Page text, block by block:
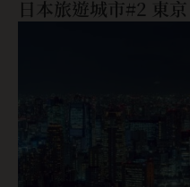
日本旅遊城市#2 東京